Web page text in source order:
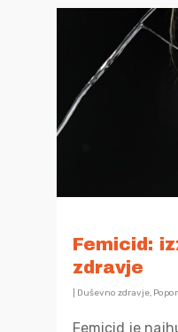
Femicid:
zdravje
Duševno zdravje,
Femicid je